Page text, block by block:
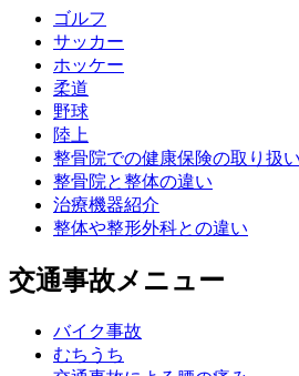
ゴルフ
サッカー
ホッケー
柔道
野球
陸上
整骨院での健康保険の取り扱
整骨院と整体の違い
治療機器紹介
整体や整形外科との違い
交通事故メニュー
バイク事故
むちうち